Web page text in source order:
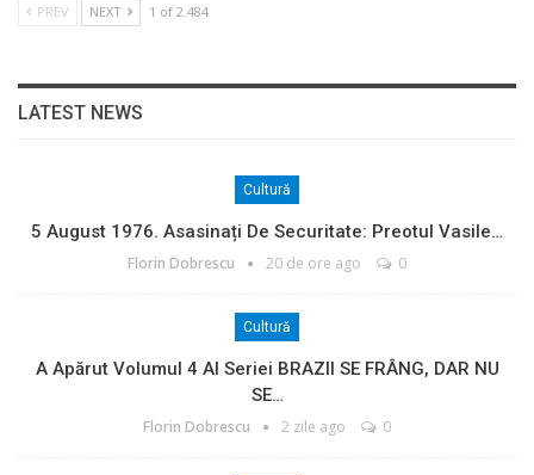
PREV NEXT 1 of 2.484
LATEST NEWS
Cultură
5 August 1976. Asasinați De Securitate: Preotul Vasile…
Florin Dobrescu 20 de ore ago 0
Cultură
A Apărut Volumul 4 Al Seriei BRAZII SE FRÂNG, DAR NU
SE…
Florin Dobrescu 2 zile ago 0